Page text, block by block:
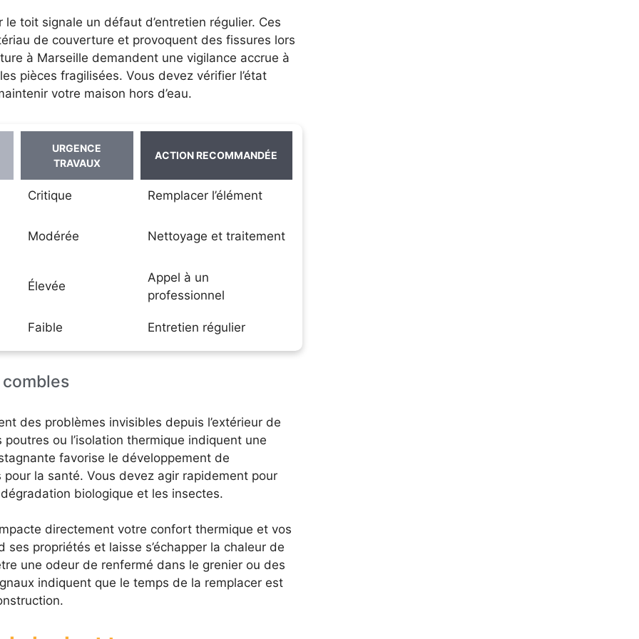
toit signale un défaut d’entretien régulier. Ces
de couverture et provoquent des fissures lors
à Marseille demandent une vigilance accrue à
pièces fragilisées. Vous devez vérifier l’état
votre maison hors d’eau.
URGENCE
TRAVAUX
ACTION RECOMMANDÉE
Critique Remplacer l’élément
Modérée Nettoyage et traitement
Élevée
Appel à un
professionnel
Faible Entretien régulier
des problèmes invisibles depuis l’extérieur de
ou l’isolation thermique indiquent une
favorise le développement de
la santé. Vous devez agir rapidement pour
biologique et les insectes.
directement votre confort thermique et vos
ses propriétés et laisse s’échapper la chaleur de
une odeur de renfermé dans le grenier ou des
indiquent que le temps de la remplacer est